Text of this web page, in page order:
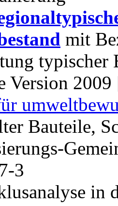
mit
typischer
Version
Bauteile,
3
in